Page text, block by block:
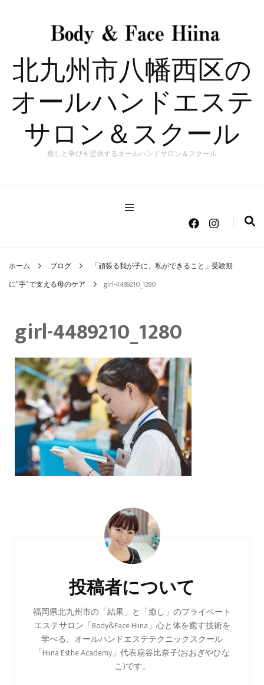
北九州市八幡西区の
オールハンドエステ
サロン＆スクール
癒しと学びを提供するオールハンドサロン＆スクール
ホーム ブログ
「頑張る我が子に、私ができること」受験期
に”手”で支える母のケア
girl-4489210_1280
girl-4489210_1280
投稿者について
福岡県北九州市の「結果」と「癒し」のプライベート
エステサロン「Body&Face Hiina」心と体を癒す技術を
学べる、オールハンドエステテクニックスクール
「Hiina Esthe Academy」代表扇谷比奈子(おおぎやひな
こ)です。